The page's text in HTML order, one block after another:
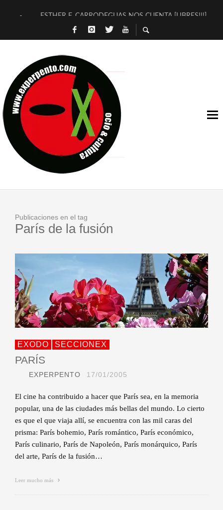
ESTHER F. CARRODEGUAS NOS CUENTA [LIBRES!!!]
[TERRA DE GUAPES] DE SANDRA MONFORT
TIMBRE 4, LA ESCUELA DEL DIRECTOR TEATRAL CLAUDIO
30 AÑOS (NO ES NADA) DE LA KATARSIS DEL TOMATAZO
MILITARES JUDÍAS EN #EXVITA
D’BALDOMEROS REINVENTAN [BITÁCORA 3.0] EN EXVITA
MARSHALL FLASH PRESENTA EN EXVITA [RELATIVA
JOFRE BARDAGÍ EN EXVITA INTERPRETANDO A SERRAT
Publicaciones en el tag
París de la fusión
EXODO SECCIONEX
PARÍS
EXPERPENTO 17/01/2005
El cine ha contribuido a hacer que París sea, en la memoria
popular, una de las ciudades más bellas del mundo. Lo cierto
es que el que viaja allí, se encuentra con las mil caras del
prisma: París bohemio, París romántico, París económico,
París culinario, París de Napoleón, París monárquico, París
del arte, París de la fusión…
Leer mucho más